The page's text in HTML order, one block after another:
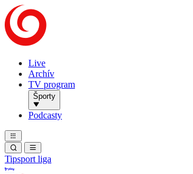
Live
Archív
TV program
Športy
Podcasty
Tipsport liga